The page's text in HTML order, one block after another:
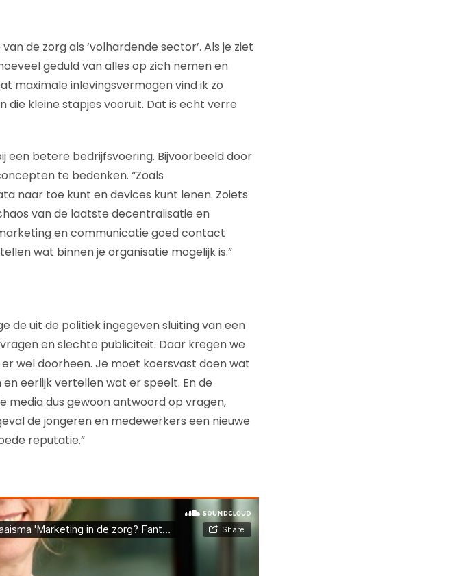
de zorg als ‘volhardende sector’. Als je ziet
geduld van alles op zich nemen en
maximale inlevingsvermogen vind ik zo
die kleine stapjes vooruit. Dat is echt verre
een betere bedrijfsvoering. Bijvoorbeeld door
te bedenken. “Zoals
naar toe kunt en devices kunt lenen. Zoiets
van de laatste decentralisatie en
en communicatie goed contact
wat binnen je organisatie mogelijk is.”
de uit de politiek ingegeven sluiting van een
en slechte publiciteit. Daar kregen we
wel doorheen. Je moet koersvast doen wat
eerlijk vertellen wat er speelt. En de
media dus gewoon antwoord op vragen,
de jongeren en medewerkers een nieuwe
reputatie.”